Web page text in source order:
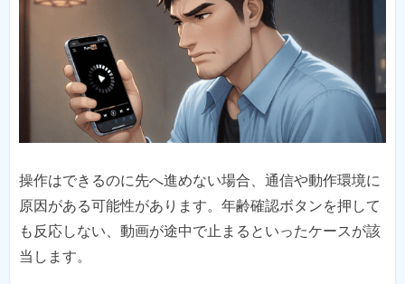
操作はできるのに先へ進めない場合、通信や動作環境に
原因がある可能性があります。年齢確認ボタンを押して
も反応しない、動画が途中で止まるといったケースが該
当します。